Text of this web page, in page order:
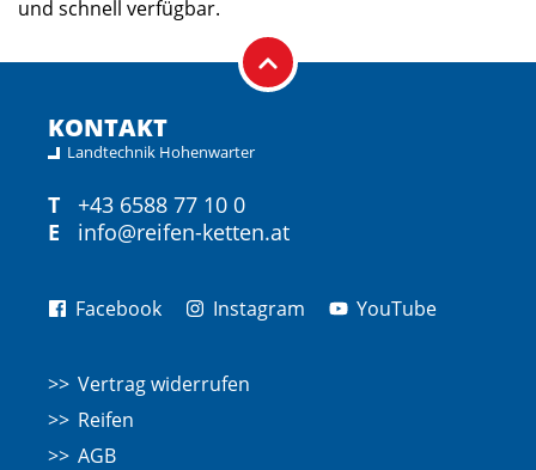
und schnell verfügbar.
KONTAKT
Landtechnik Hohenwarter
T
+43 6588 77 10 0
E
info@reifen-ketten.at
Facebook Instagram YouTube
Vertrag widerrufen
Reifen
AGB